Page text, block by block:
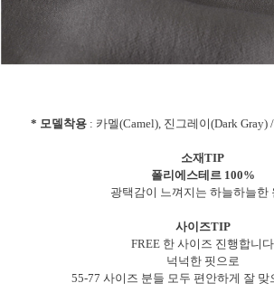
* 모델착용 : 카멜(Camel), 진그레이(Dark Gray)
소재TIP
폴리에스테르 100%
광택감이 느껴지는 하늘하늘한
사이즈TIP
FREE 한 사이즈 진행합니다
넉넉한 핏으로
55-77 사이즈 분들 모두 편안하게 잘 맞